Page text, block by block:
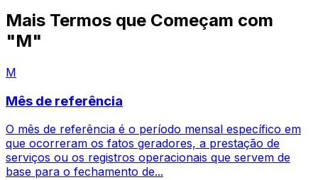
Mais Termos que Começam com
"M"
M
Mês de referência
O mês de referência é o período mensal específico em
que ocorreram os fatos geradores, a prestação de
serviços ou os registros operacionais que servem de
base para o fechamento de...